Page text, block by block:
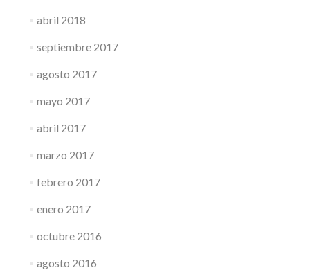
abril 2018
septiembre 2017
agosto 2017
mayo 2017
abril 2017
marzo 2017
febrero 2017
enero 2017
octubre 2016
agosto 2016